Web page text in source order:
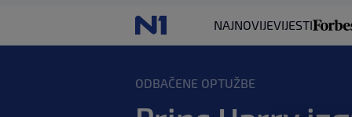
NAJNOVIJEVIJESTI
ODBAČENE OPTUŽBE